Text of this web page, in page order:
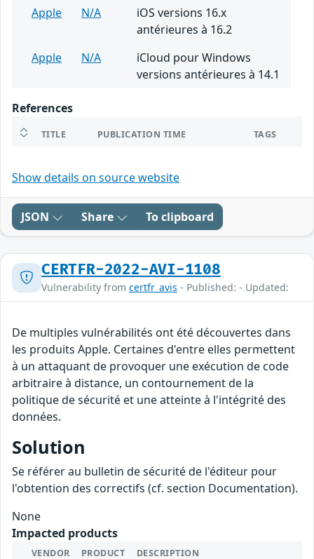
Apple
N/A
iOS versions 16.x
antérieures à 16.2
Apple
N/A
iCloud pour Windows
versions antérieures à 14.1
References
TITLE PUBLICATION TIME TAGS
Show details on source website
JSON Share To clipboard
CERTFR-2022-AVI-1108
Vulnerability from certfr_avis - Published: - Updated:
De multiples vulnérabilités ont été découvertes dans
les produits Apple. Certaines d'entre elles permettent
à un attaquant de provoquer une exécution de code
arbitraire à distance, un contournement de la
politique de sécurité et une atteinte à l'intégrité des
données.
Solution
Se référer au bulletin de sécurité de l'éditeur pour
l'obtention des correctifs (cf. section Documentation).
None
Impacted products
VENDOR PRODUCT DESCRIPTION